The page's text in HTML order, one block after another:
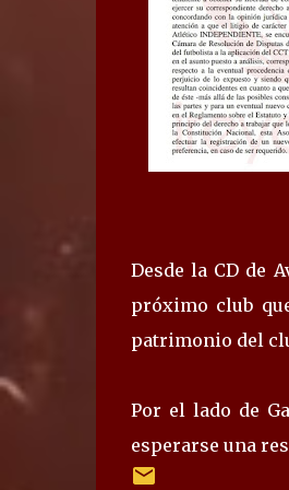
Desde la CD de
próximo club
patrimonio del
Por el lado de
esperarse una